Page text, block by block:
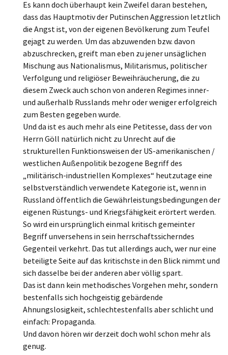
Es kann doch überhaupt kein Zweifel daran bestehen,
dass das Hauptmotiv der Putinschen Aggression letztlich
die Angst ist, von der eigenen Bevölkerung zum Teufel
gejagt zu werden. Um das abzuwenden bzw. davon
abzuschrecken, greift man eben zu jener unsäglichen
Mischung aus Nationalismus, Militarismus, politischer
Verfolgung und religiöser Beweihräucherung, die zu
diesem Zweck auch schon von anderen Regimes inner-
und außerhalb Russlands mehr oder weniger erfolgreich
zum Besten gegeben wurde.
Und da ist es auch mehr als eine Petitesse, dass der von
Herrn Göll natürlich nicht zu Unrecht auf die
strukturellen Funktionsweisen der US-amerikanischen /
westlichen Außenpolitik bezogene Begriff des
„militärisch-industriellen Komplexes“ heutzutage eine
selbstverständlich verwendete Kategorie ist, wenn in
Russland öffentlich die Gewährleistungsbedingungen der
eigenen Rüstungs- und Kriegsfähigkeit erörtert werden.
So wird ein ursprünglich einmal kritisch gemeinter
Begriff unversehens in sein herrschaftssicherndes
Gegenteil verkehrt. Das tut allerdings auch, wer nur eine
beteiligte Seite auf das kritischste in den Blick nimmt und
sich dasselbe bei der anderen aber völlig spart.
Das ist dann kein methodisches Vorgehen mehr, sondern
bestenfalls sich hochgeistig gebärdende
Ahnungslosigkeit, schlechtestenfalls aber schlicht und
einfach: Propaganda.
Und davon hören wir derzeit doch wohl schon mehr als
genug.